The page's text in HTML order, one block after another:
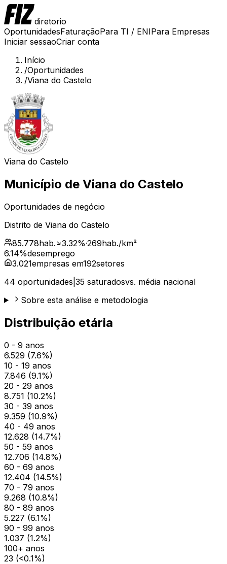
diretorio
OportunidadesFaturaçãoPara TI / ENIPara Empresas
Iniciar sessaoCriar conta
Início
/Oportunidades
/Viana do Castelo
Viana do Castelo
Município de Viana do Castelo
Oportunidades de negócio
Distrito de Viana do Castelo
85.778hab. 3.32%·269hab./km²
6.14%desemprego
3.021empresas em192setores
44 oportunidades 35 saturadosvs. média nacional
Sobre esta análise e metodologia
Distribuição etária
0 - 9 anos
6.529 (7.6%)
10 - 19 anos
7.846 (9.1%)
20 - 29 anos
8.751 (10.2%)
30 - 39 anos
9.359 (10.9%)
40 - 49 anos
12.628 (14.7%)
50 - 59 anos
12.706 (14.8%)
60 - 69 anos
12.404 (14.5%)
70 - 79 anos
9.268 (10.8%)
80 - 89 anos
5.227 (6.1%)
90 - 99 anos
1.037 (1.2%)
100+ anos
23 (<0.1%)